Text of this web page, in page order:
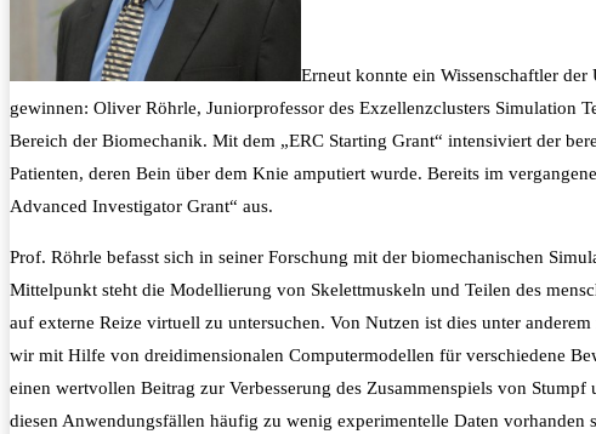
Erneut konnte ein Wissenschaftler
gewinnen: Oliver Röhrle, Juniorprofessor des Exzellenzclusters Simulation
Bereich der Biomechanik. Mit dem „ERC Starting Grant“ intensiviert der
Patienten, deren Bein über dem Knie amputiert wurde. Bereits im
Advanced Investigator Grant“ aus.
Prof. Röhrle befasst sich in seiner Forschung mit der biomechanischen
Mittelpunkt steht die Modellierung von Skelettmuskeln und Teilen des
auf externe Reize virtuell zu untersuchen. Von Nutzen ist dies unter
wir mit Hilfe von dreidimensionalen Computermodellen für verschiedene
einen wertvollen Beitrag zur Verbesserung des Zusammenspiels von
diesen Anwendungsfällen häufig zu wenig experimentelle Daten